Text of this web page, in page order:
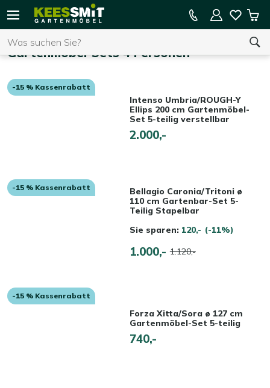
Sie haben keine Artikel in Ihrem Warenkorb.
15 % Kassenrabatt auf die gesamte Kollektion
Gartenmöbel-Sets 4 Personen
-15 % Kassenrabatt
Intenso Umbria/ROUGH-Y
Ellips 200 cm Gartenmöbel-
Set 5-teilig verstellbar
2.000,-
-15 % Kassenrabatt
Bellagio Caronia/Tritoni ø
110 cm Gartenbar-Set 5-
Teilig Stapelbar
Sie sparen: 120,- (-11%)
1.000,- 1.120,-
-15 % Kassenrabatt
Forza Xitta/Sora ø 127 cm
Gartenmöbel-Set 5-teilig
740,-